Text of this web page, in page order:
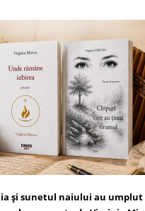
și sunetul naiului au umplut